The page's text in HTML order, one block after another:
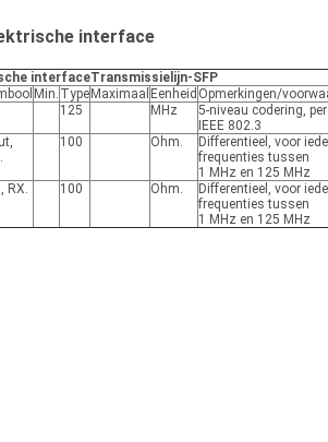
interface
interfaceTransmissielijn-SFP
Min. Type Maximaal Eenheid Opmerkingen/
125 MHz
5-niveau codering, per
IEEE 802.3
100 Ohm.
Differentieel, voor
frequenties tussen
1 MHz en 125 MHz
RX. 100 Ohm.
Differentieel, voor
frequenties tussen
1 MHz en 125 MHz